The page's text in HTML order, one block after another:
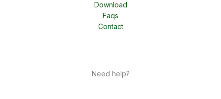
Download
Faqs
Contact
Need help?